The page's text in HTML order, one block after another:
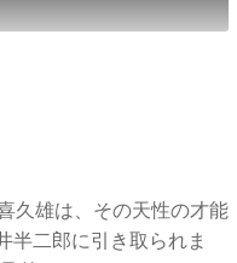
久雄は、その天性の才能
半二郎に引き取られま